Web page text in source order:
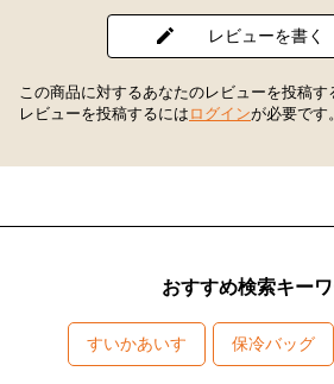
レビューを書く
この商品に対するあなたのレビューを投稿す
レビューを投稿するには ログインが必要です。
おすすめ検索キー
すいかあいす 保冷バッグ